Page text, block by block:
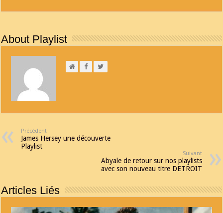
About Playlist
Précédent
James Hersey une découverte
Playlist
Suivant
Abyale de retour sur nos playlists
avec son nouveau titre DETROIT
Articles Liés